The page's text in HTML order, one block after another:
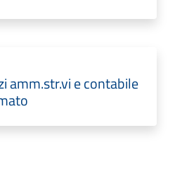
amm.str.vi e contabile